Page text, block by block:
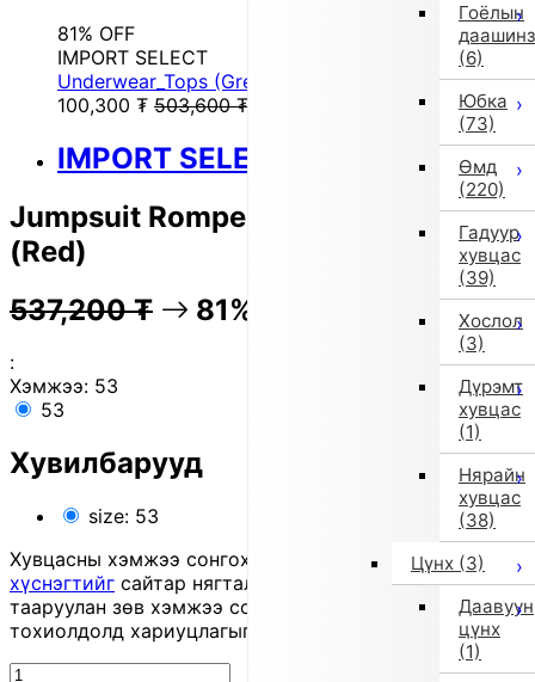
Гоёлын
даашинз
(6)
Юбка
(73)
Өмд
(220)
Гадуур
хувцас
(39)
Хослол
(3)
Дүрэмт
хувцас
(1)
Нярайн
хувцас
(38)
Цүнх (3)
Даавуун
цүнх
(1)
81% OFF
IMPORT SELECT
Underwear_Tops (Green)
100,300 ₮ 503,600 ₮
IMPORT SELECT
Jumpsuit Romper [Non-returnable]
(Red)
537,200 ₮ 81% OFF ₮
:
Хэмжээ: 53
53
Хувилбарууд
size: 53
Хувцасны хэмжээ сонгохдоо
хэмжээ сонгох
хүснэгтийг сайтар нягталж, биеийн хэмжээтэйгээ
тааруулан зөв хэмжээ сонгоно уу, хувцас таарахгүй
тохиолдолд хариуцлагыг захиалагч өөрөө хүлээнэ.